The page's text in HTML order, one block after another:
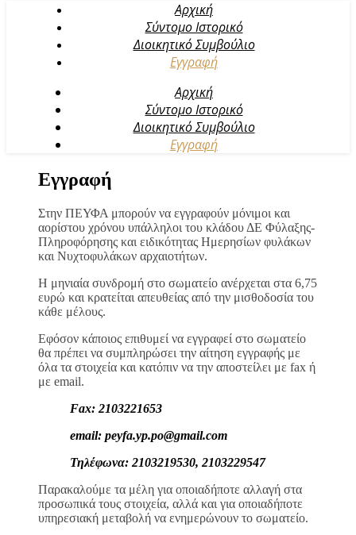
Αρχική
Σύντομο Ιστορικό
Διοικητικό Συμβούλιο
Εγγραφή
Αρχική
Σύντομο Ιστορικό
Διοικητικό Συμβούλιο
Εγγραφή
Εγγραφή
Στην ΠΕΥΦΑ μπορούν να εγγραφούν μόνιμοι και
αορίστου χρόνου υπάλληλοι του κλάδου ΔΕ Φύλαξης-
Πληροφόρησης και ειδικότητας Ημερησίων φυλάκων
και Νυχτοφυλάκων αρχαιοτήτων.
Η μηνιαία συνδρομή στο σωματείο ανέρχεται στα 6,75
ευρώ και κρατείται απευθείας από την μισθοδοσία του
κάθε μέλους.
Εφόσον κάποιος επιθυμεί να εγγραφεί στο σωματείο
θα πρέπει να συμπληρώσει την αίτηση εγγραφής με
όλα τα στοιχεία και κατόπιν να την αποστείλει με fax ή
με email.
Fax: 2103221653
email: peyfa.yp.po@gmail.com
Τηλέφωνα: 2103219530, 2103229547
Παρακαλούμε τα μέλη για οποιαδήποτε αλλαγή στα
προσωπικά τους στοιχεία, αλλά και για οποιαδήποτε
υπηρεσιακή μεταβολή να ενημερώνουν το σωματείο.